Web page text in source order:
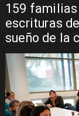
159
escrituras
sueño de la